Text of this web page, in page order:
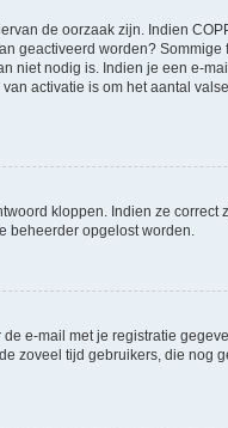
de oorzaak zijn. Indien
geactiveerd worden?
niet nodig is. Indien je een e-
activatie is om het aantal
kloppen. Indien ze
beheerder opgelost worden.
e-mail met je registratie
zoveel tijd gebruikers, die nog